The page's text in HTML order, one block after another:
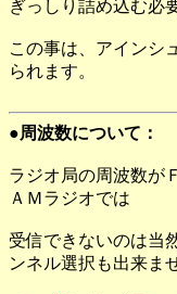
ぎっしり詰め込む必
この事は、アインシ
られます。
●周波数について：
ラジオ局の周波数が
ＡＭラジオでは
受信できないのは当
ンネル選択も出来ま